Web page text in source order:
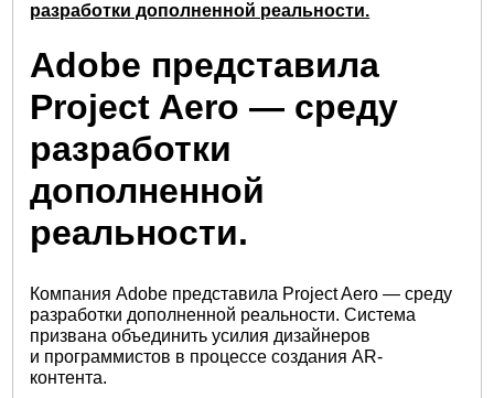
разработки дополненной реальности.
Adobe представила
Project Aero — среду
разработки
дополненной
реальности.
Компания Adobe представила Project Aero — среду
разработки дополненной реальности. Система
призвана объединить усилия дизайнеров
и программистов в процессе создания AR-
контента.